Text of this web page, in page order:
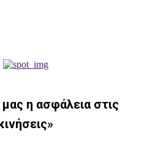
η ασφάλεια στις